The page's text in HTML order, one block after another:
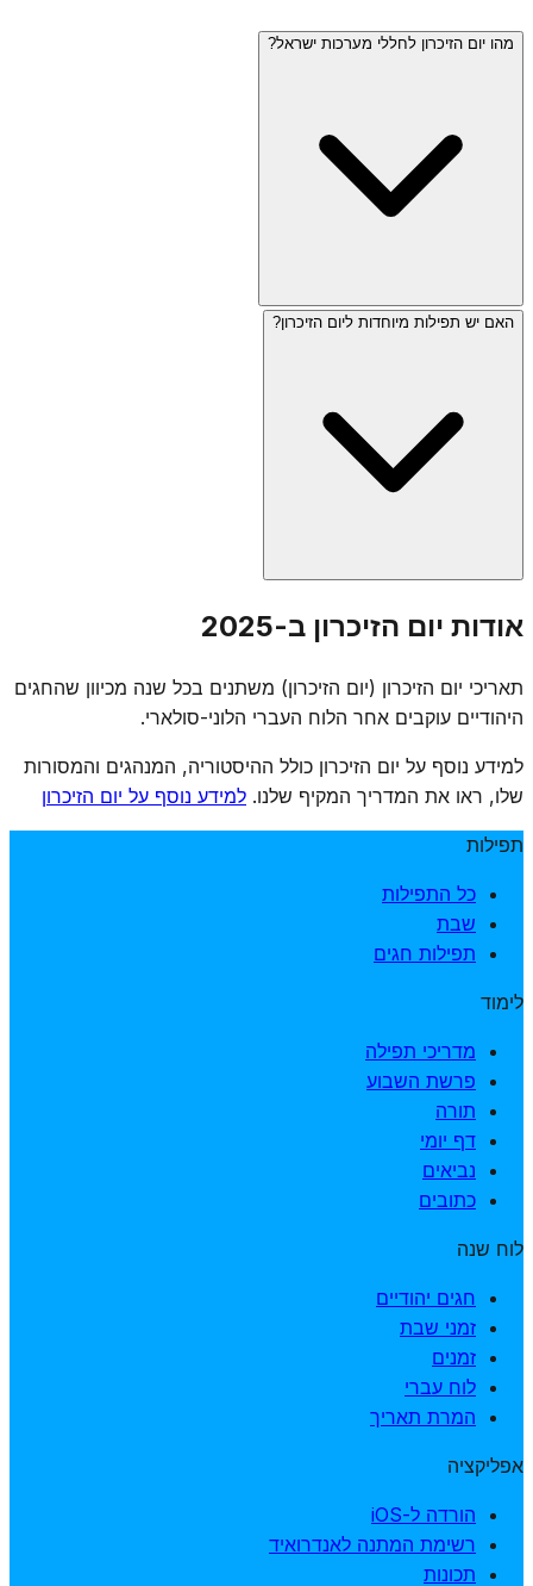
מהו יום הזיכרון לחללי מערכות ישראל?
צפירה נוספת בת שתי דקות, מתקיימים טקסים בבתי עלמין
צבאיים, ואתרי בידור סגורים.
האם יש תפילות מיוחדות ליום הזיכרון?
אין נוסח תפילה רשמי קבוע ליום הזיכרון, אך קהילות רבות
מקיימות טקסי זיכרון הכוללים אמירת תהילים, "אל מלא רחמים",
קדיש, והדלקת נרות נשמה. חלק מבתי הכנסת מוסיפים תפילות
מיוחדות לזכר החללים בתפילת שחרית ומנחה.
אודות יום הזיכרון ב-2025
תאריכי יום הזיכרון (יום הזיכרון) משתנים בכל שנה מכיוון שהחגים
היהודיים עוקבים אחר הלוח העברי הלוני-סולארי.
למידע נוסף על יום הזיכרון כולל ההיסטוריה, המנהגים והמסורות
שלו, ראו את המדריך המקיף שלנו. למידע נוסף על יום הזיכרון
תפילות
כל התפילות
שבת
תפילות חגים
לימוד
מדריכי תפילה
פרשת השבוע
תורה
דף יומי
נביאים
כתובים
לוח שנה
חגים יהודיים
זמני שבת
זמנים
לוח עברי
המרת תאריך
אפליקציה
הורדה ל-iOS
רשימת המתנה לאנדרואיד
תכונות